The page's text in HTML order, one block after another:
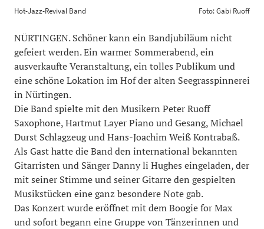
Hot-Jazz-Revival Band Foto: Gabi Ruoff
NÜRTINGEN. Schöner kann ein Bandjubiläum nicht
gefeiert werden. Ein warmer Sommerabend, ein
ausverkaufte Veranstaltung, ein tolles Publikum und
eine schöne Lokation im Hof der alten Seegrasspinnerei
in Nürtingen.
Die Band spielte mit den Musikern Peter Ruoff
Saxophone, Hartmut Layer Piano und Gesang, Michael
Durst Schlagzeug und Hans-Joachim Weiß Kontrabaß.
Als Gast hatte die Band den international bekannten
Gitarristen und Sänger Danny li Hughes eingeladen, der
mit seiner Stimme und seiner Gitarre den gespielten
Musikstücken eine ganz besondere Note gab.
Das Konzert wurde eröffnet mit dem Boogie for Max
und sofort begann eine Gruppe von Tänzerinnen und